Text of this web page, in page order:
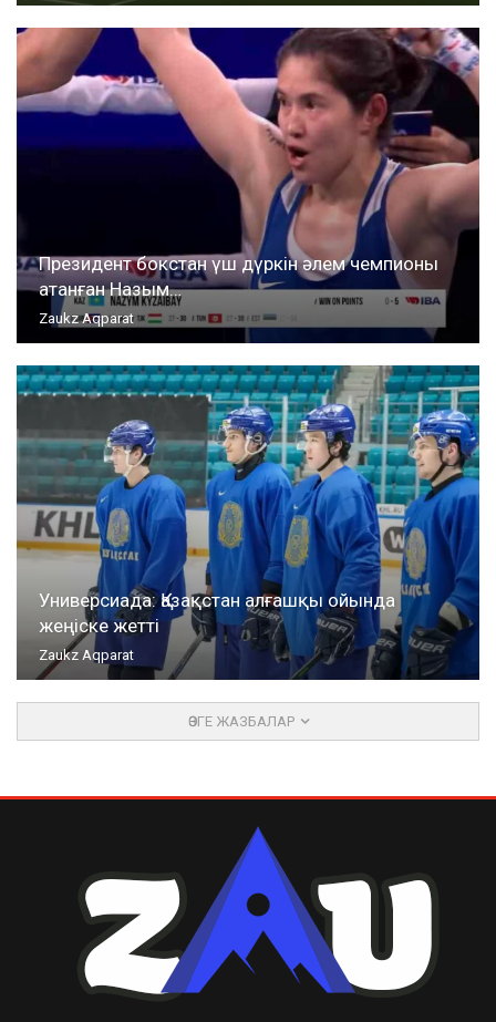
Президент бокстан үш дүркін әлем чемпионы
атанған Назым…
Zaukz Aqparat
Универсиада: Қазақстан алғашқы ойында
жеңіске жетті
Zaukz Aqparat
ӨЗГЕ ЖАЗБАЛАР